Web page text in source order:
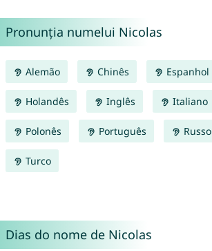
Pronunția numelui Nicolas
Alemão Chinês Espanhol
Holandês Inglês Italiano
Polonês Português Russo
Turco
Dias do nome de Nicolas